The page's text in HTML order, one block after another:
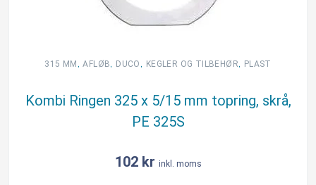
315 MM ,AFLØB, DUCO , KEGLER OG TILBEHØR, PLAST
Kombi Ringen 325 x 5/15 mm topring, skrå,
PE 325S
102 kr inkl. moms